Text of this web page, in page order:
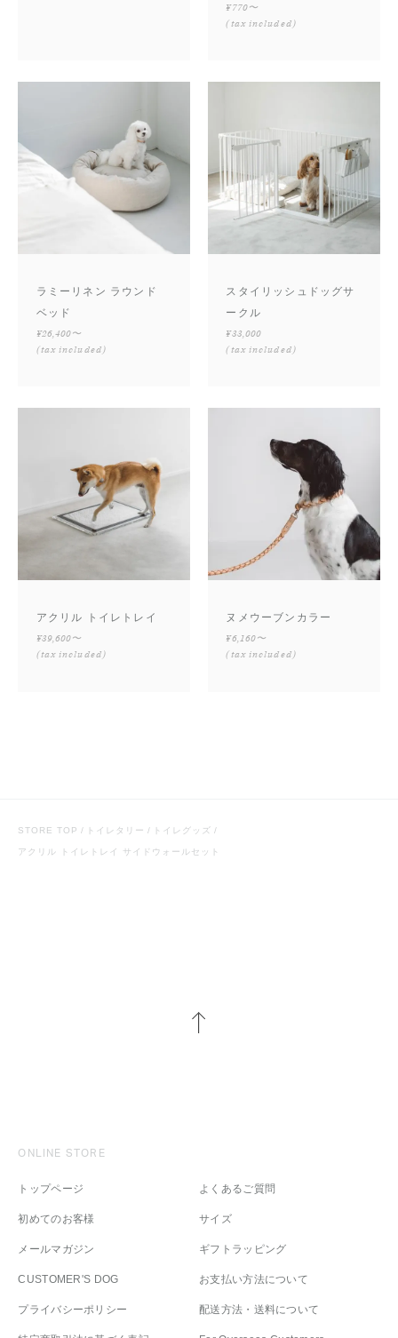
¥770〜
(tax included)
ラミーリネン ラウンド
ベッド
¥26,400〜
(tax included)
スタイリッシュドッグサ
ークル
¥33,000
(tax included)
アクリル トイレトレイ
¥39,600〜
(tax included)
ヌメウーブンカラー
¥6,160〜
(tax included)
STORE TOP トイレタリー トイレグッズ
アクリル トイレトレイ サイドウォールセット
ONLINE STORE
トップページ
初めてのお客様
メールマガジン
CUSTOMER'S DOG
プライバシーポリシー
よくあるご質問
サイズ
ギフトラッピング
お支払い方法について
配送方法・送料について